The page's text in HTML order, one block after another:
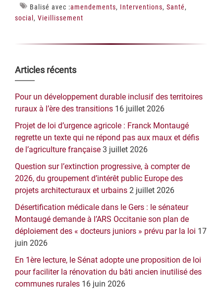
Balisé avec :amendements, Interventions, Santé,
social , Vieillissement
Barre
latérale
principale
Articles récents
Pour un développement durable inclusif des territoires
ruraux à l’ère des transitions 16 juillet 2026
Projet de loi d’urgence agricole : Franck Montaugé
regrette un texte qui ne répond pas aux maux et défis
de l’agriculture française 3 juillet 2026
Question sur l’extinction progressive, à compter de
2026, du groupement d’intérêt public Europe des
projets architecturaux et urbains 2 juillet 2026
Désertification médicale dans le Gers : le sénateur
Montaugé demande à l’ARS Occitanie son plan de
déploiement des « docteurs juniors » prévu par la loi 17
juin 2026
En 1ère lecture, le Sénat adopte une proposition de loi
pour faciliter la rénovation du bâti ancien inutilisé des
communes rurales 16 juin 2026